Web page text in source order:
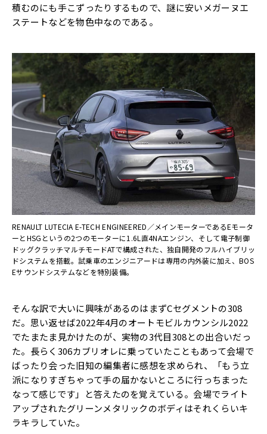
積むのにも手こずったりするもので、謎に安いメガーヌエ
ステートなどを物色中なのである。
RENAULT LUTECIA E-TECH ENGINEERED／メインモーターであるEモータ
ーとHSGというの2つのモーターに1.6L直4NAエンジン、そして電子制御
ドッグクラッチマルチモードATで構成された、独自開発のフルハイブリッ
ドシステムを搭載。試乗車のエンジニアードは専用の内外装に加え、BOS
Eサウンドシステムなどを特別装備。
そんな訳で大いに興味があるのはまずCセグメントの308
だ。思い返せば2022年4月のオートモビルカウンシル2022
でたまたま見かけたのが、実物の3代目308との出合いだっ
た。長らく306カブリオレに乗っていたこともあって会場で
ばったり会った旧知の編集者に感想を求められ、「もう立
派になりすぎちゃって手の届かないところに行っちまった
なって感じです」と答えたのを覚えている。会場でライト
アップされたグリーンメタリックのボディはそれくらいキ
ラキラしていた。